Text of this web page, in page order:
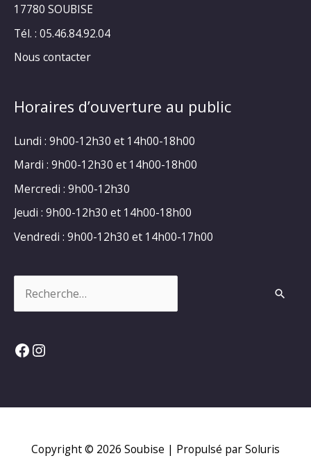
17780 SOUBISE
Tél. : 05.46.84.92.04
Nous contacter
Horaires d’ouverture au public
Lundi : 9h00-12h30 et 14h00-18h00
Mardi : 9h00-12h30 et 14h00-18h00
Mercredi : 9h00-12h30
Jeudi : 9h00-12h30 et 14h00-18h00
Vendredi : 9h00-12h30 et 14h00-17h00
Facebook
Instagram
Copyright © 2026 Soubise | Propulsé par Soluris